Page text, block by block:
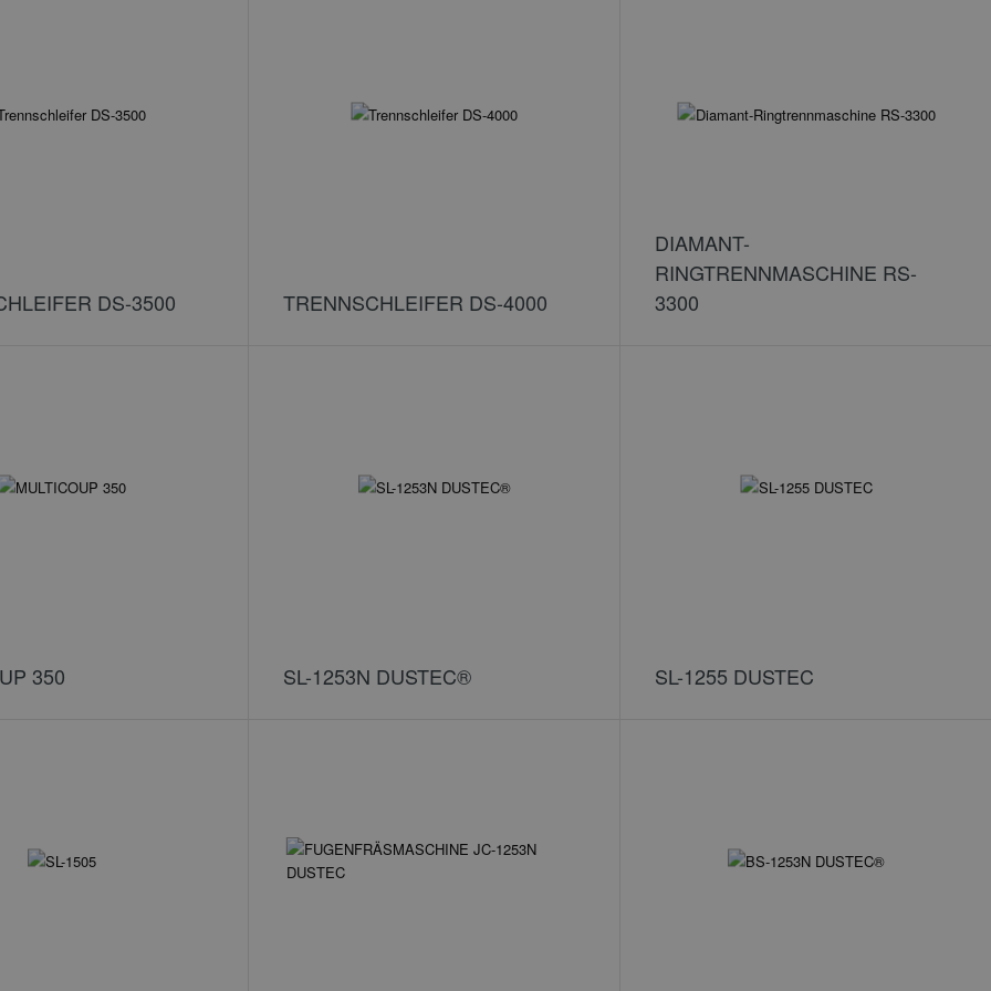
DS-3500 TRENNSCHLEIFER DS-4000
DIAMANT-
RINGTRENNMASCHINE RS-
3300
350 SL-1253N DUSTEC® SL-1255 DUSTEC